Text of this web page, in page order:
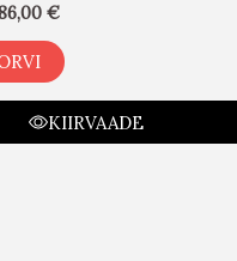
€
KIIRVAADE